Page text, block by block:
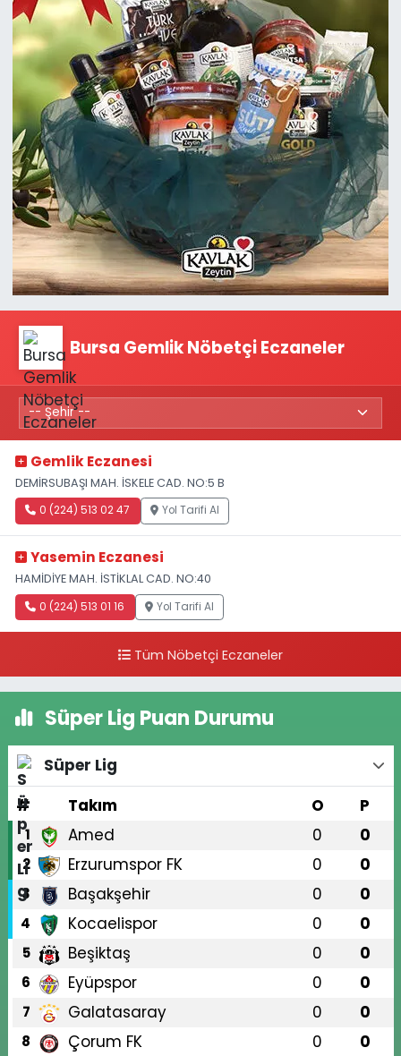
Bursa Gemlik Nöbetçi Eczaneler
Gemlik Eczanesi
DEMİRSUBAŞI MAH. İSKELE CAD. NO:5 B
0 (224) 513 02 47 Yol Tarifi Al
Yasemin Eczanesi
HAMİDİYE MAH. İSTİKLAL CAD. NO:40
0 (224) 513 01 16 Yol Tarifi Al
Tüm Nöbetçi Eczaneler
Süper Lig Puan Durumu
Süper Lig
#
Takım O P
1 Amed 0 0
2 Erzurumspor FK 0 0
3 Başakşehir 0 0
4 Kocaelispor 0 0
5 Beşiktaş 0 0
6 Eyüpspor 0 0
7 Galatasaray 0 0
8 Çorum FK 0 0